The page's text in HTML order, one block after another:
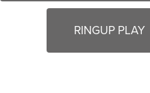
RINGUP PLAY